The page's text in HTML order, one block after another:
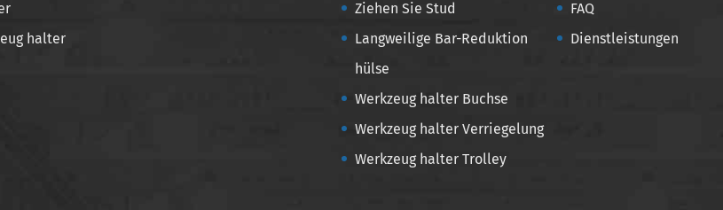
halter
Ziehen Sie Stud
Langweilige Bar-Reduktion
hülse
Werkzeug halter Buchse
Werkzeug halter Verriegelung
Werkzeug halter Trolley
FAQ
Dienstleistungen